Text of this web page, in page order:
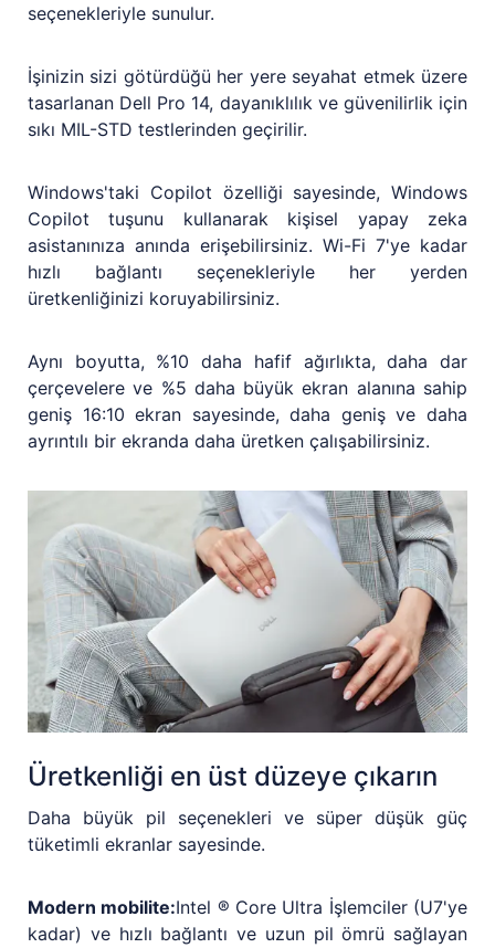
seçenekleriyle sunulur.
İşinizin sizi götürdüğü her yere seyahat etmek üzere
tasarlanan Dell Pro 14, dayanıklılık ve güvenilirlik için
sıkı MIL-STD testlerinden geçirilir.
Windows'taki Copilot özelliği sayesinde, Windows
Copilot tuşunu kullanarak kişisel yapay zeka
asistanınıza anında erişebilirsiniz. Wi-Fi 7'ye kadar
hızlı bağlantı seçenekleriyle her yerden
üretkenliğinizi koruyabilirsiniz.
Aynı boyutta, %10 daha hafif ağırlıkta, daha dar
çerçevelere ve %5 daha büyük ekran alanına sahip
geniş 16:10 ekran sayesinde, daha geniş ve daha
ayrıntılı bir ekranda daha üretken çalışabilirsiniz.
Üretkenliği en üst düzeye çıkarın
Daha büyük pil seçenekleri ve süper düşük güç
tüketimli ekranlar sayesinde.
Modern mobilite:Intel ® Core Ultra İşlemciler (U7'ye
kadar) ve hızlı bağlantı ve uzun pil ömrü sağlayan